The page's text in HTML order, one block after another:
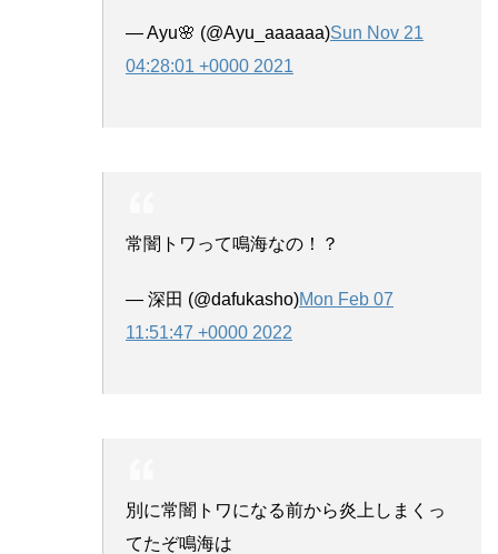
— Ayu🌸 (@Ayu_aaaaaa)Sun Nov 21
04:28:01 +0000 2021
常闇トワって鳴海なの！？
— 深田 (@dafukasho)Mon Feb 07
11:51:47 +0000 2022
別に常闇トワになる前から炎上しまくっ
てたぞ鳴海は